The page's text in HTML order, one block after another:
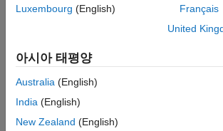
Luxembourg (English)
Français
United
아시아 태평양
Australia (English)
India (English)
New Zealand (English)